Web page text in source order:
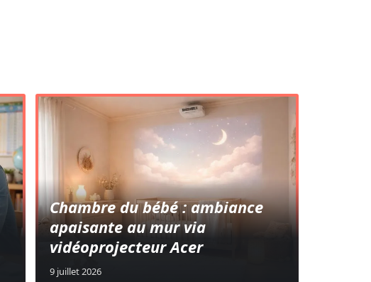
Chambre du bébé : ambiance
apaisante au mur via
vidéoprojecteur Acer
9 juillet 2026